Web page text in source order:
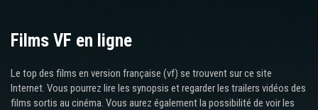
Films VF en ligne
Le top des films en version française (vf) se trouvent sur ce site
Internet. Vous pourrez lire les synopsis et regarder les trailers vidéos des
films sortis au cinéma. Vous aurez également la possibilité de voir les